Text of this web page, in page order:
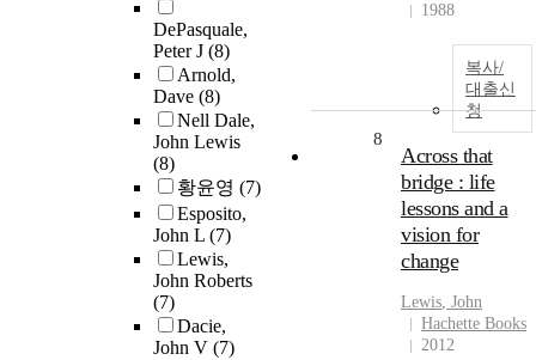
DePasquale,
Peter J (8)
Arnold,
Dave (8)
Nell Dale,
John Lewis
(8)
황윤영 (7)
Esposito,
John L (7)
Lewis,
John Roberts
(7)
Dacie,
John V (7)
1988
복사/
대출신
청
8
Across that
bridge : life
lessons and a
vision for
change
Lewis, John
Hachette Books
2012